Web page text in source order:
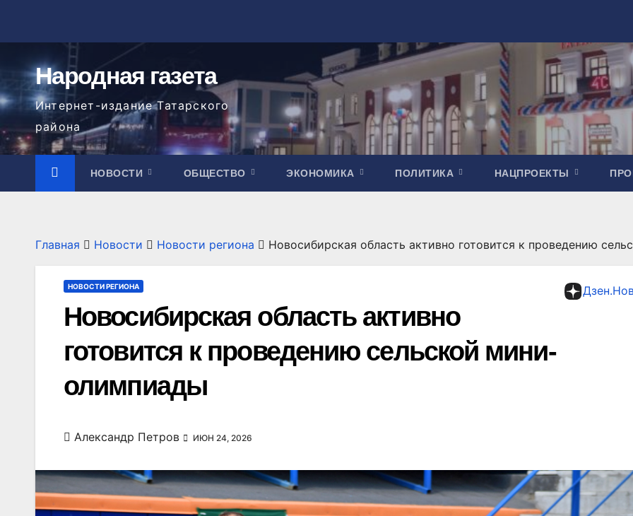
содержимому
Народная газета
Интернет-издание Татарского
района
НОВОСТИ ОБЩЕСТВО ЭКОНОМИКА ПОЛИТИКА НАЦПРОЕКТЫ
Главная Новости Новости региона Новосибирская область активно готовится к проведению
НОВОСТИ РЕГИОНА
Новосибирская область активно
готовится к проведению сельской мини-
олимпиады
Александр Петров ИЮН 24, 2026